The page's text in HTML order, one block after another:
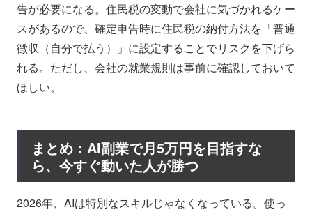
告が必要になる。住民税の変動で会社に気づかれるケー
スがあるので、確定申告時に住民税の納付方法を「普通
徴収（自分で払う）」に設定することでリスクを下げら
れる。ただし、会社の就業規則は事前に確認しておいて
ほしい。
まとめ：AI副業で月5万円を目指すな
ら、今すぐ動いた人が勝つ
2026年、AIは特別なスキルじゃなくなっている。使っ